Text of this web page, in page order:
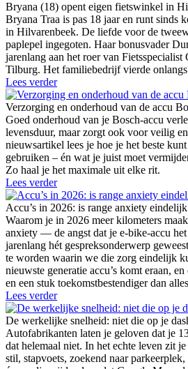
Bryana (18) opent eigen fietswinkel in
Bryana Traa is pas 18 jaar en runt sinds
in Hilvarenbeek. De liefde voor de
paplepel ingegoten. Haar bonusvader
jarenlang aan het roer van
Tilburg. Het familiebedrijf vierde
Lees verder
Verzorging en onderhoud van de accu
Goed onderhoud van je Bosch-accu
levensduur, maar zorgt ook voor veilig
nieuwsartikel lees je hoe je het beste
gebruiken – én wat je juist moet
Zo haal je het maximale uit elke rit.
Lees verder
Accu’s in 2026: is range anxiety
Waarom je in 2026 meer kilometers
anxiety — de angst dat je e-bike-accu
jarenlang hét gespreksonderwerp
te worden waarin we die zorg eindelijk
nieuwste generatie accu’s komt eraan,
en een stuk toekomstbestendiger dan
Lees verder
De werkelijke snelheid: niet die op je
Autofabrikanten laten je geloven dat je
dat helemaal niet. In het echte leven zit
stil, stapvoets, zoekend naar